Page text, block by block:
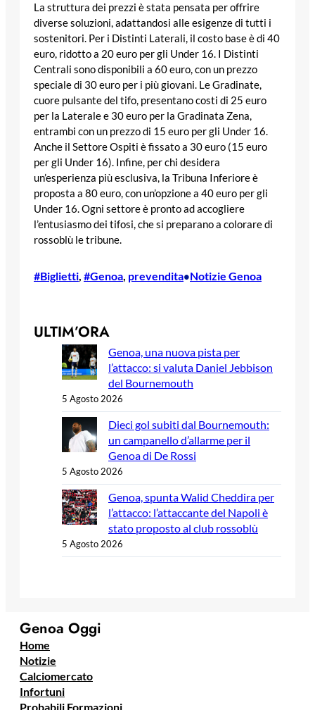
La struttura dei prezzi è stata pensata per offrire
diverse soluzioni, adattandosi alle esigenze di tutti i
sostenitori. Per i Distinti Laterali, il costo base è di 40
euro, ridotto a 20 euro per gli Under 16. I Distinti
Centrali sono disponibili a 60 euro, con un prezzo
speciale di 30 euro per i più giovani. Le Gradinate,
cuore pulsante del tifo, presentano costi di 25 euro
per la Laterale e 30 euro per la Gradinata Zena,
entrambi con un prezzo di 15 euro per gli Under 16.
Anche il Settore Ospiti è fissato a 30 euro (15 euro
per gli Under 16). Infine, per chi desidera
un’esperienza più esclusiva, la Tribuna Inferiore è
proposta a 80 euro, con un’opzione a 40 euro per gli
Under 16. Ogni settore è pronto ad accogliere
l’entusiasmo dei tifosi, che si preparano a colorare di
rossoblù le tribune.
#Biglietti, #Genoa, prevendita•Notizie Genoa
ULTIM’ORA
Genoa, una nuova pista per
l’attacco: si valuta Daniel Jebbison
del Bournemouth
5 Agosto 2026
Dieci gol subiti dal Bournemouth:
un campanello d’allarme per il
Genoa di De Rossi
5 Agosto 2026
Genoa, spunta Walid Cheddira per
l’attacco: l’attaccante del Napoli è
stato proposto al club rossoblù
5 Agosto 2026
Genoa Oggi
Home
Notizie
Calciomercato
Infortuni
Probabili Formazioni